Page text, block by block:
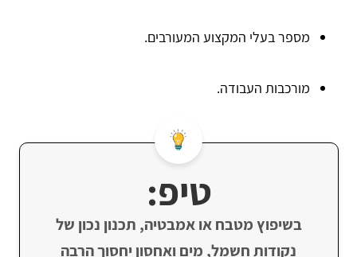
מספר בעלי המקצוע המעורבים.
מורכבות העבודה.
טיפ:
בשיפוץ מטבח או אמבטיה, תכנון נכון של
נקודות חשמל, מים ואחסון יחסוך הרבה